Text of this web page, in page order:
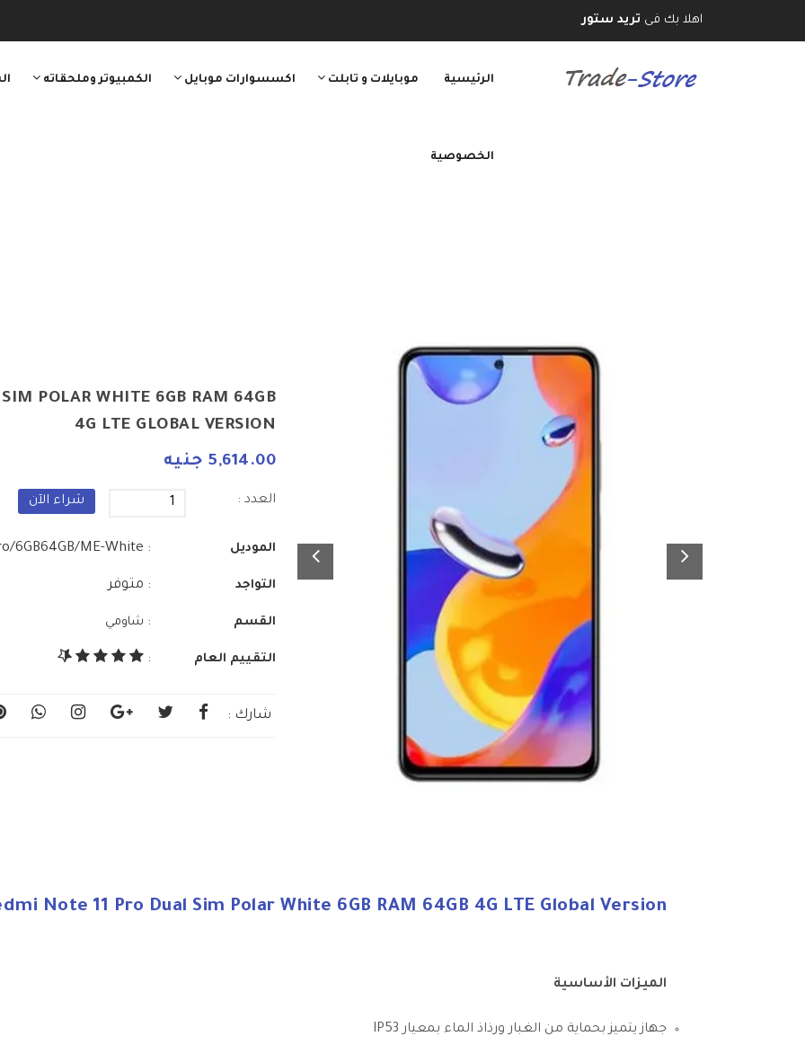
اهلا بك فى تريد ستور
الرئيسية موبايلات و تابلت اكسسوارات موبايل الكمبيوتر وملحقاته
الخصوصية
POLAR WHITE 6GB RAM 64GB
4G LTE GLOBAL VERSION
5,614.00 جنيه
العدد : شراء الآن
الموديل : RdmNot11Pro/6GB64GB/ME-White
التواجد : متوفر
القسم : شاومي
التقييم العام :
شارك :
Note 11 Pro Dual Sim Polar White 6GB RAM 64GB 4G LTE Global Version
الميزات الأساسية
جهاز يتميز بحماية من الغبار ورذاذ الماء بمعيار IP53